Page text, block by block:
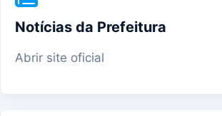
Notícias da Prefeitura
Abrir site oficial